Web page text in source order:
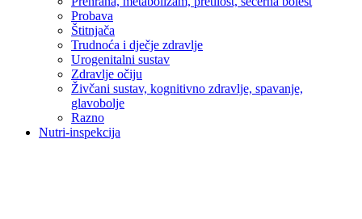
Probava
Štitnjača
Trudnoća i dječje zdravlje
Urogenitalni sustav
Zdravlje očiju
Živčani sustav, kognitivno zdravlje, spavanje,
glavobolje
Razno
Nutri-inspekcija